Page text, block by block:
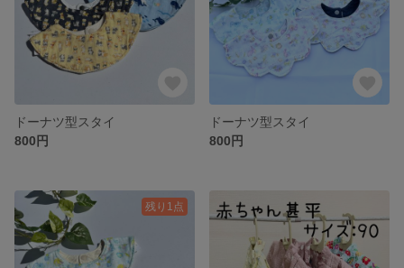
ドーナツ型スタイ
800円
ドーナツ型スタイ
800円
残り1点